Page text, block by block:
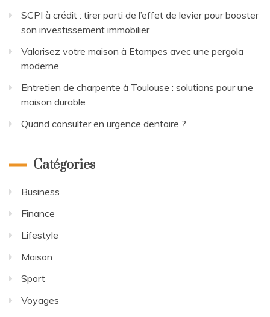
SCPI à crédit : tirer parti de l’effet de levier pour booster
son investissement immobilier
Valorisez votre maison à Etampes avec une pergola
moderne
Entretien de charpente à Toulouse : solutions pour une
maison durable
Quand consulter en urgence dentaire ?
Catégories
Business
Finance
Lifestyle
Maison
Sport
Voyages